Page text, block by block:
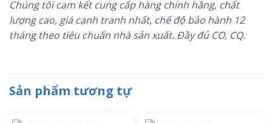
Chúng tôi cam kết cung cấp hàng chính hãng, chất
lượng cao, giá cạnh tranh nhất, chế độ bảo hành 12
tháng theo tiêu chuẩn nhà sản xuất. Đầy đủ CO, CQ.
Sản phẩm tương tự